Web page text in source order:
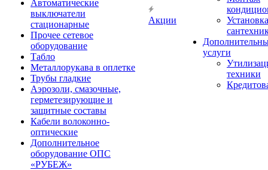
Автоматические
выключатели
стационарные
Прочее сетевое
оборудование
Табло
Металлорукава в оплетке
Трубы гладкие
Аэрозоли, смазочные,
герметезирующие и
защитные составы
Кабели волоконно-
оптические
Дополнительное
оборудование ОПС
«РУБЕЖ»
Акции
Установка
услуги
техники